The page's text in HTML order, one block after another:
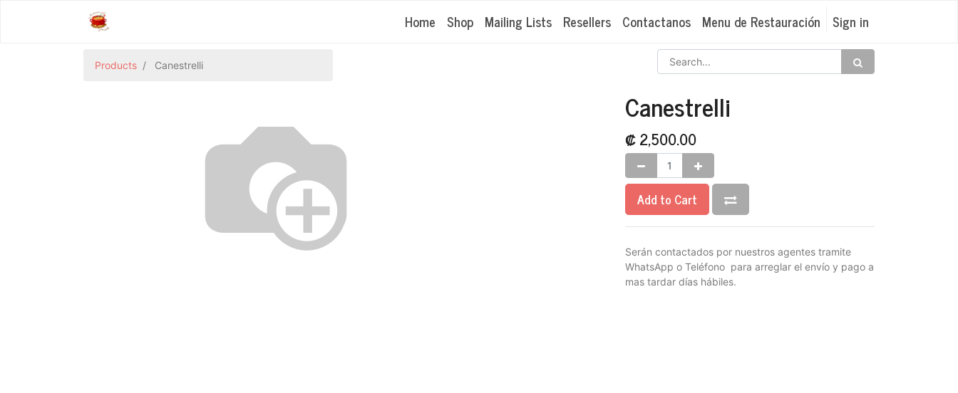
Home Shop Mailing Lists Resellers Contactanos Menu de Restauración Sign in
Products Canestrelli
Canestrelli
₡2,500.00
Add to Cart
Serán contactados por nuestros agentes tramite
WhatsApp o Teléfono para arreglar el envío y pago a
mas tardar días hábiles.